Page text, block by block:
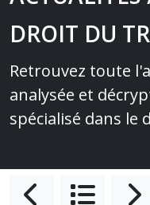
DROIT DU
Retrouvez toute
analysée et
spécialisé dans le